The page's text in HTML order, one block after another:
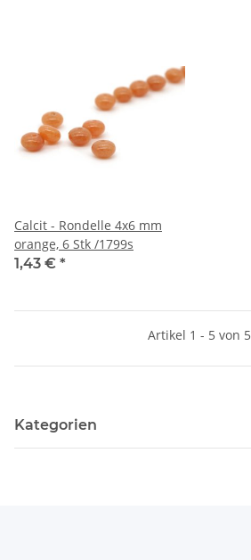
Calcit - Rondelle 4x6 mm
orange, 6 Stk /1799s
1,43 € *
Artikel 1 - 5 von 5
Kategorien